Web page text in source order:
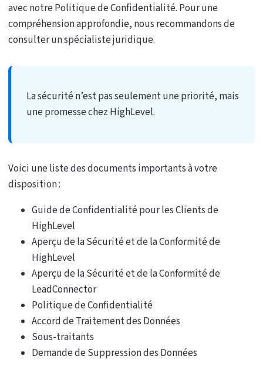
avec notre Politique de Confidentialité. Pour une
compréhension approfondie, nous recommandons de
consulter un spécialiste juridique.
La sécurité n’est pas seulement une priorité, mais
une promesse chez HighLevel.
Voici une liste des documents importants à votre
disposition :
Guide de Confidentialité pour les Clients de
HighLevel
Aperçu de la Sécurité et de la Conformité de
HighLevel
Aperçu de la Sécurité et de la Conformité de
LeadConnector
Politique de Confidentialité
Accord de Traitement des Données
Sous-traitants
Demande de Suppression des Données